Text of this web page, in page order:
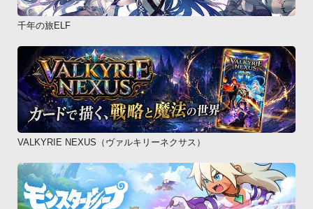
千年の旅ELF
VALKYRIE NEXUS（ヴァルキリーネクサス）